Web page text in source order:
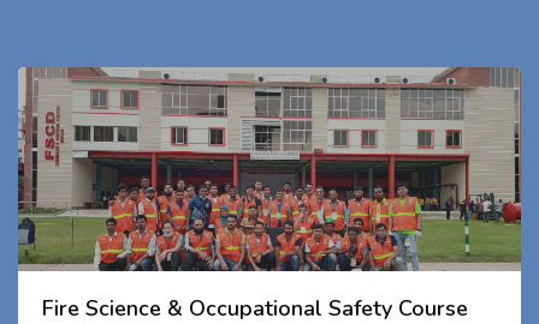
Fire Science & Occupational Safety Course